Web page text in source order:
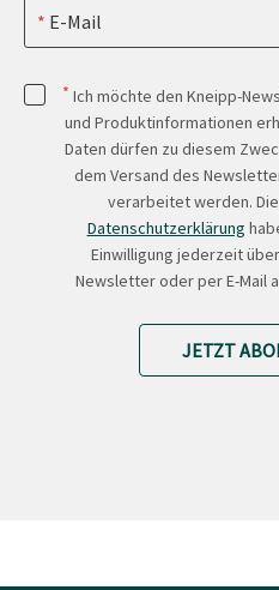
E-Mail
* Ich möchte den Kneipp-
und Produktinformationen
Daten dürfen zu diesem
dem Versand des
verarbeitet werden.
Datenschutzerklärung
Einwilligung jederzeit
Newsletter oder per E-Mail
JETZT